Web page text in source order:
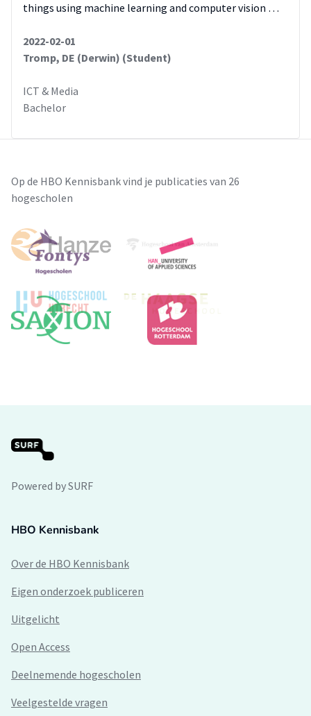
things using machine learning and computer vision …
2022-02-01
Tromp, DE (Derwin) (Student)
ICT & Media
Bachelor
Op de HBO Kennisbank vind je publicaties van 26
hogescholen
Powered by SURF
HBO Kennisbank
Over de HBO Kennisbank
Eigen onderzoek publiceren
Uitgelicht
Open Access
Deelnemende hogescholen
Veelgestelde vragen